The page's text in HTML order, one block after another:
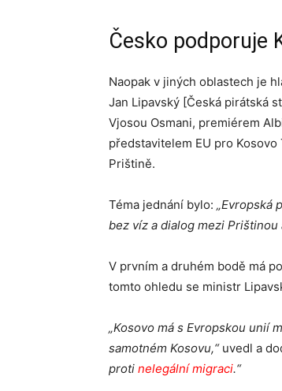
Česko podporuje
Naopak v jiných oblastech je
Jan Lipavský [Česká pirátská
Vjosou Osmani, premiérem
představitelem EU pro
Prištině.
Téma jednání bylo: „Evropská
bez víz a dialog mezi Prištinou
V prvním a druhém bodě má
tomto ohledu se ministr
„Kosovo má s Evropskou unií
samotném Kosovu,“ uvedl a
proti nelegální migraci.“